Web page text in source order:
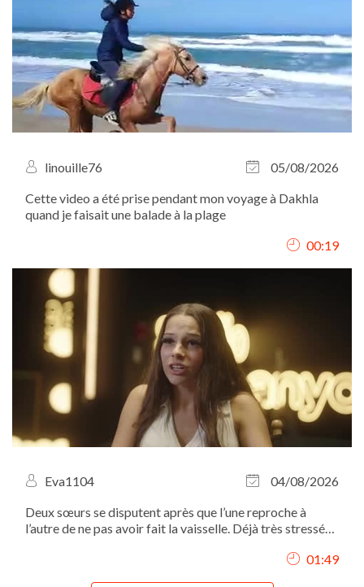
linouille76
05/08/2026
Cette video a été prise pendant mon voyage à Dakhla
quand je faisait une balade à la plage
00:19
Eva1104
04/08/2026
Deux sœurs se disputent après que l’une reproche à
l’autre de ne pas avoir fait la vaisselle. Déjà très stressée
01:49